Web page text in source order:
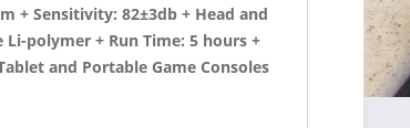
+ Sensitivity: 82±3db + Head and
Li-polymer + Run Time: 5 hours +
and Portable Game Consoles